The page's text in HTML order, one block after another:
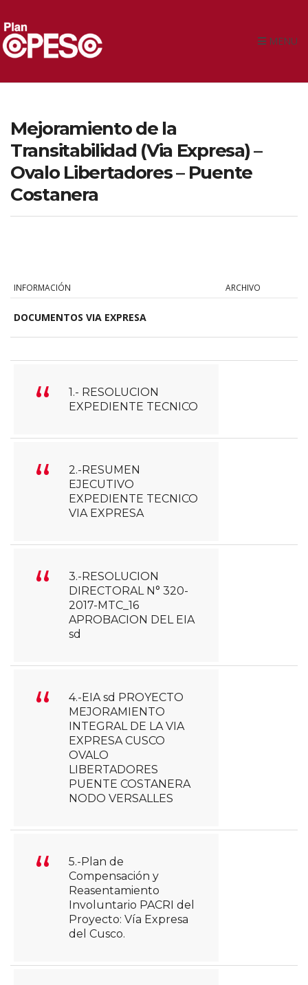
MENU
Mejoramiento de la
Transitabilidad (Via Expresa) –
Ovalo Libertadores – Puente
Costanera
INFORMACIÓN ARCHIVO
DOCUMENTOS VIA EXPRESA
1.- RESOLUCION
EXPEDIENTE TECNICO
2.-RESUMEN
EJECUTIVO
EXPEDIENTE TECNICO
VIA EXPRESA
3.-RESOLUCION
DIRECTORAL N° 320-
2017-MTC_16
APROBACION DEL EIA
sd
4.-EIA sd PROYECTO
MEJORAMIENTO
INTEGRAL DE LA VIA
EXPRESA CUSCO
OVALO
LIBERTADORES
PUENTE COSTANERA
NODO VERSALLES
5.-Plan de
Compensación y
Reasentamiento
Involuntario PACRI del
Proyecto: Vía Expresa
del Cusco.